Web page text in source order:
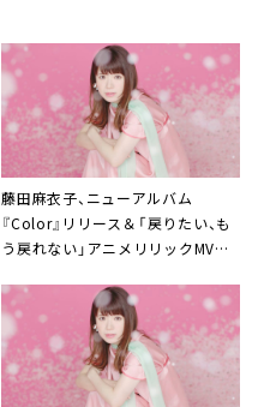
藤田麻衣子、ニューアルバム
『Color』リリース＆「戻りたい、も
う戻れない」アニメリリックMV公